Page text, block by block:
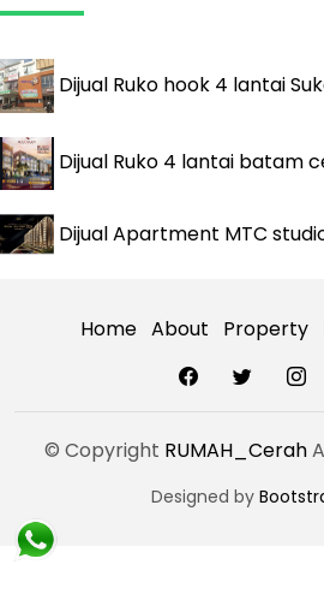
Dijual Ruko hook 4 lantai
Dijual Ruko 4 lantai batam
DijualApartment MTC
Home About Property
© Copyright RUMAH_Cerah
Designed by